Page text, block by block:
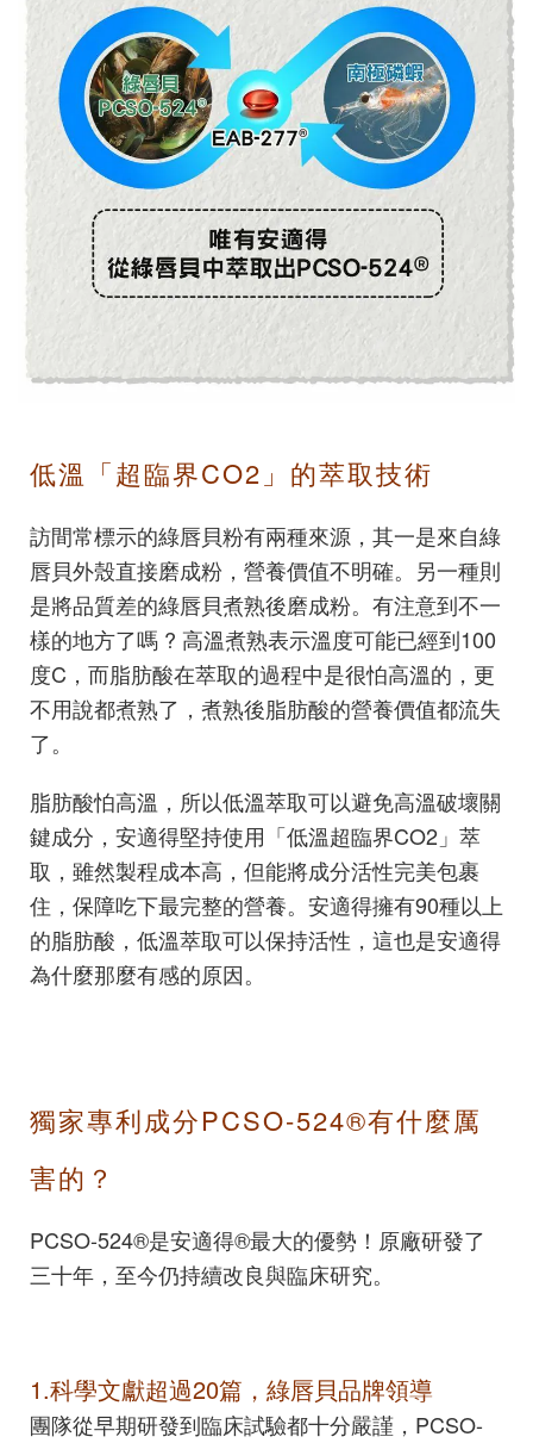
低溫「超臨界CO2」的萃取技術
訪間常標示的綠唇貝粉有兩種來源，其一是來自綠
唇貝外殼直接磨成粉，營養價值不明確。另一種則
是將品質差的綠唇貝煮熟後磨成粉。有注意到不一
樣的地方了嗎 ? 高溫煮熟表示溫度可能已經到100
度C，而脂肪酸在萃取的過程中是很怕高溫的，更
不用說都煮熟了，煮熟後脂肪酸的營養價值都流失
了。
脂肪酸怕高溫，所以低溫萃取可以避免高溫破壞關
鍵成分，安適得堅持使用「低溫超臨界CO2」萃
取，雖然製程成本高，但能將成分活性完美包裹
住，保障吃下最完整的營養。安適得擁有90種以上
的脂肪酸，低溫萃取可以保持活性，這也是安適得
為什麼那麼有感的原因。
獨家專利成分PCSO-524®有什麼厲
害的？
PCSO-524®是安適得®最大的優勢！原廠研發了
三十年，至今仍持續改良與臨床研究。
1.科學文獻超過20篇，綠唇貝品牌領導
團隊從早期研發到臨床試驗都十分嚴謹，PCSO-